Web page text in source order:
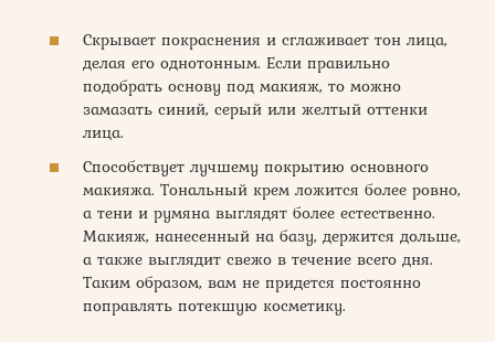
Скрывает покраснения и сглаживает тон лица,
делая его однотонным. Если правильно
подобрать основу под макияж, то можно
замазать синий, серый или желтый оттенки
лица.
Способствует лучшему покрытию основного
макияжа. Тональный крем ложится более ровно,
а тени и румяна выглядят более естественно.
Макияж, нанесенный на базу, держится дольше,
а также выглядит свежо в течение всего дня.
Таким образом, вам не придется постоянно
поправлять потекшую косметику.